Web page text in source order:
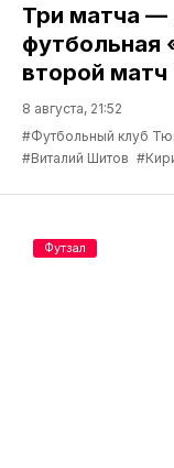
Три матча —
футбольная
второй
8 августа, 21:52
#Футбольный клуб
#Виталий Шитов
Футзал